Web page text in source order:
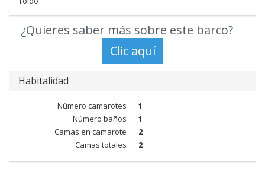
¿Quieres saber más sobre este barco?
Habitalidad
Número camarotes
1
Número baños
1
Camas en camarote
2
Camas totales
2